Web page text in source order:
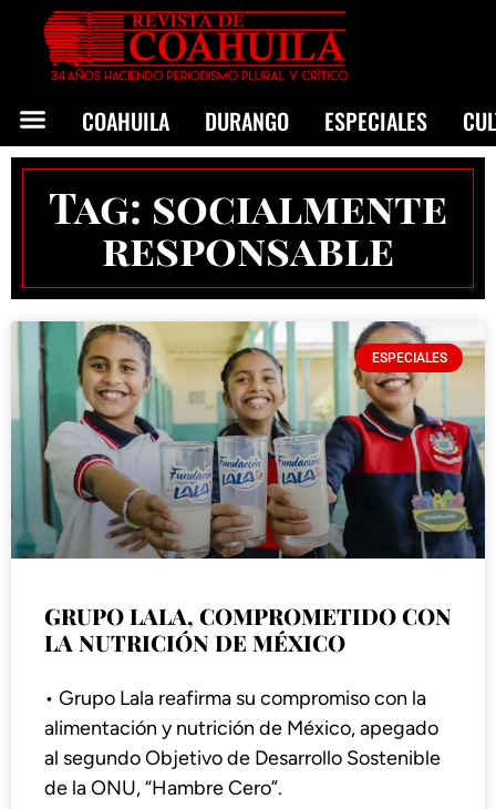
COAHUILA DURANGO ESPECIALES
Tag: socialmente
responsable
ESPECIALES
GRUPO LALA, COMPROMETIDO CON
LA NUTRICIÓN DE MÉXICO
• Grupo Lala reafirma su compromiso con la
alimentación y nutrición de México, apegado
al segundo Objetivo de Desarrollo Sostenible
de la ONU, “Hambre Cero”.